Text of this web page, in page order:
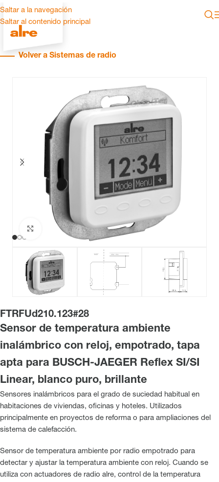
Saltar a la navegación
Saltar al contenido principal
Volver a Sistemas de radio
FTRFUd210.123#28
Sensor de temperatura ambiente
inalámbrico con reloj, empotrado, tapa
apta para BUSCH-JAEGER Reflex SI/SI
Linear, blanco puro, brillante
Sensores inalámbricos para el grado de suciedad habitual en
habitaciones de viviendas, oficinas y hoteles. Utilizados
principalmente en proyectos de reforma o para ampliaciones del
sistema de calefacción.
Sensor de temperatura ambiente por radio empotrado para
detectar y ajustar la temperatura ambiente con reloj. Cuando se
utiliza con actuadores de radio alre, control de la temperatura
Haga clic para ampliar